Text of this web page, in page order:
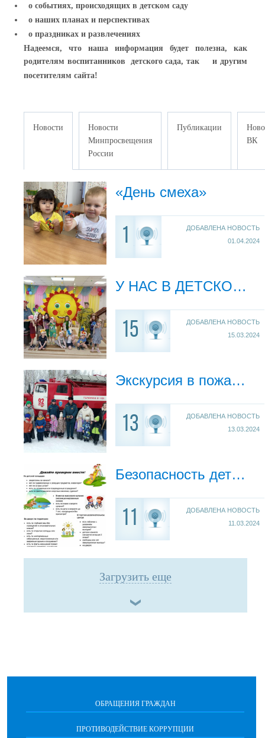
о событиях, происходящих в детском саду
о наших планах и перспективах
о праздниках и развлечениях
Надеемся, что наша информация будет полезна, как
родителям воспитанников детского сада, так и другим
посетителям сайта!
Новости
Новости
Минпросвещения
России
Публикации
ВК
«День смеха»
1
ДОБАВЛЕНА НОВОСТЬ
01.04.2024
У НАС В ДЕТСКОМ САДУ МАСЛЕНИЦА!
15
ДОБАВЛЕНА НОВОСТЬ
15.03.2024
Экскурсия в пожарную часть
13
ДОБАВЛЕНА НОВОСТЬ
13.03.2024
Безопасность детства в наших руках
11
ДОБАВЛЕНА НОВОСТЬ
11.03.2024
Загрузить еще
ОБРАЩЕНИЯ ГРАЖДАН
ПРОТИВОДЕЙСТВИЕ КОРРУПЦИИ